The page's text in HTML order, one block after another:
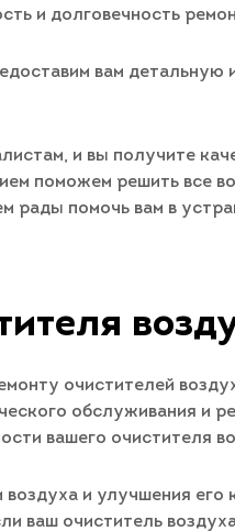
и долговечность
вам
и вы получите
поможем решить все
рады помочь вам в
очистителей
обслуживания и
вашего очистителя
и улучшения его
ваш очиститель